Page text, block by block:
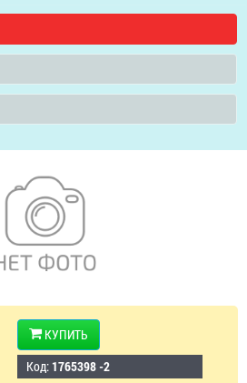
КУПИТЬ
Код: 1765398 -2